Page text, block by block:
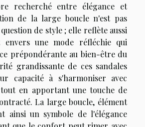
recherché entre élégance et
de la large boucle n'est pas
de style ; elle reflète aussi
envers une mode réfléchie qui
prépondérante au bien-être du
grandissante de ces sandales
capacité à s'harmoniser avec
tout en apportant une touche de
La large boucle, élément
ainsi un symbole de l'élégance